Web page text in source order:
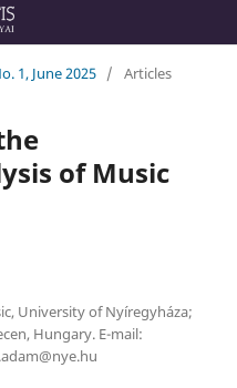
1, June 2025 / Articles
of Music
University of Nyíregyháza;
Hungary. E-mail: